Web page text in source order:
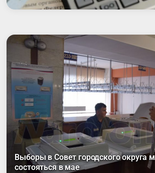
Выборы в Совет городского округа
состояться в мае